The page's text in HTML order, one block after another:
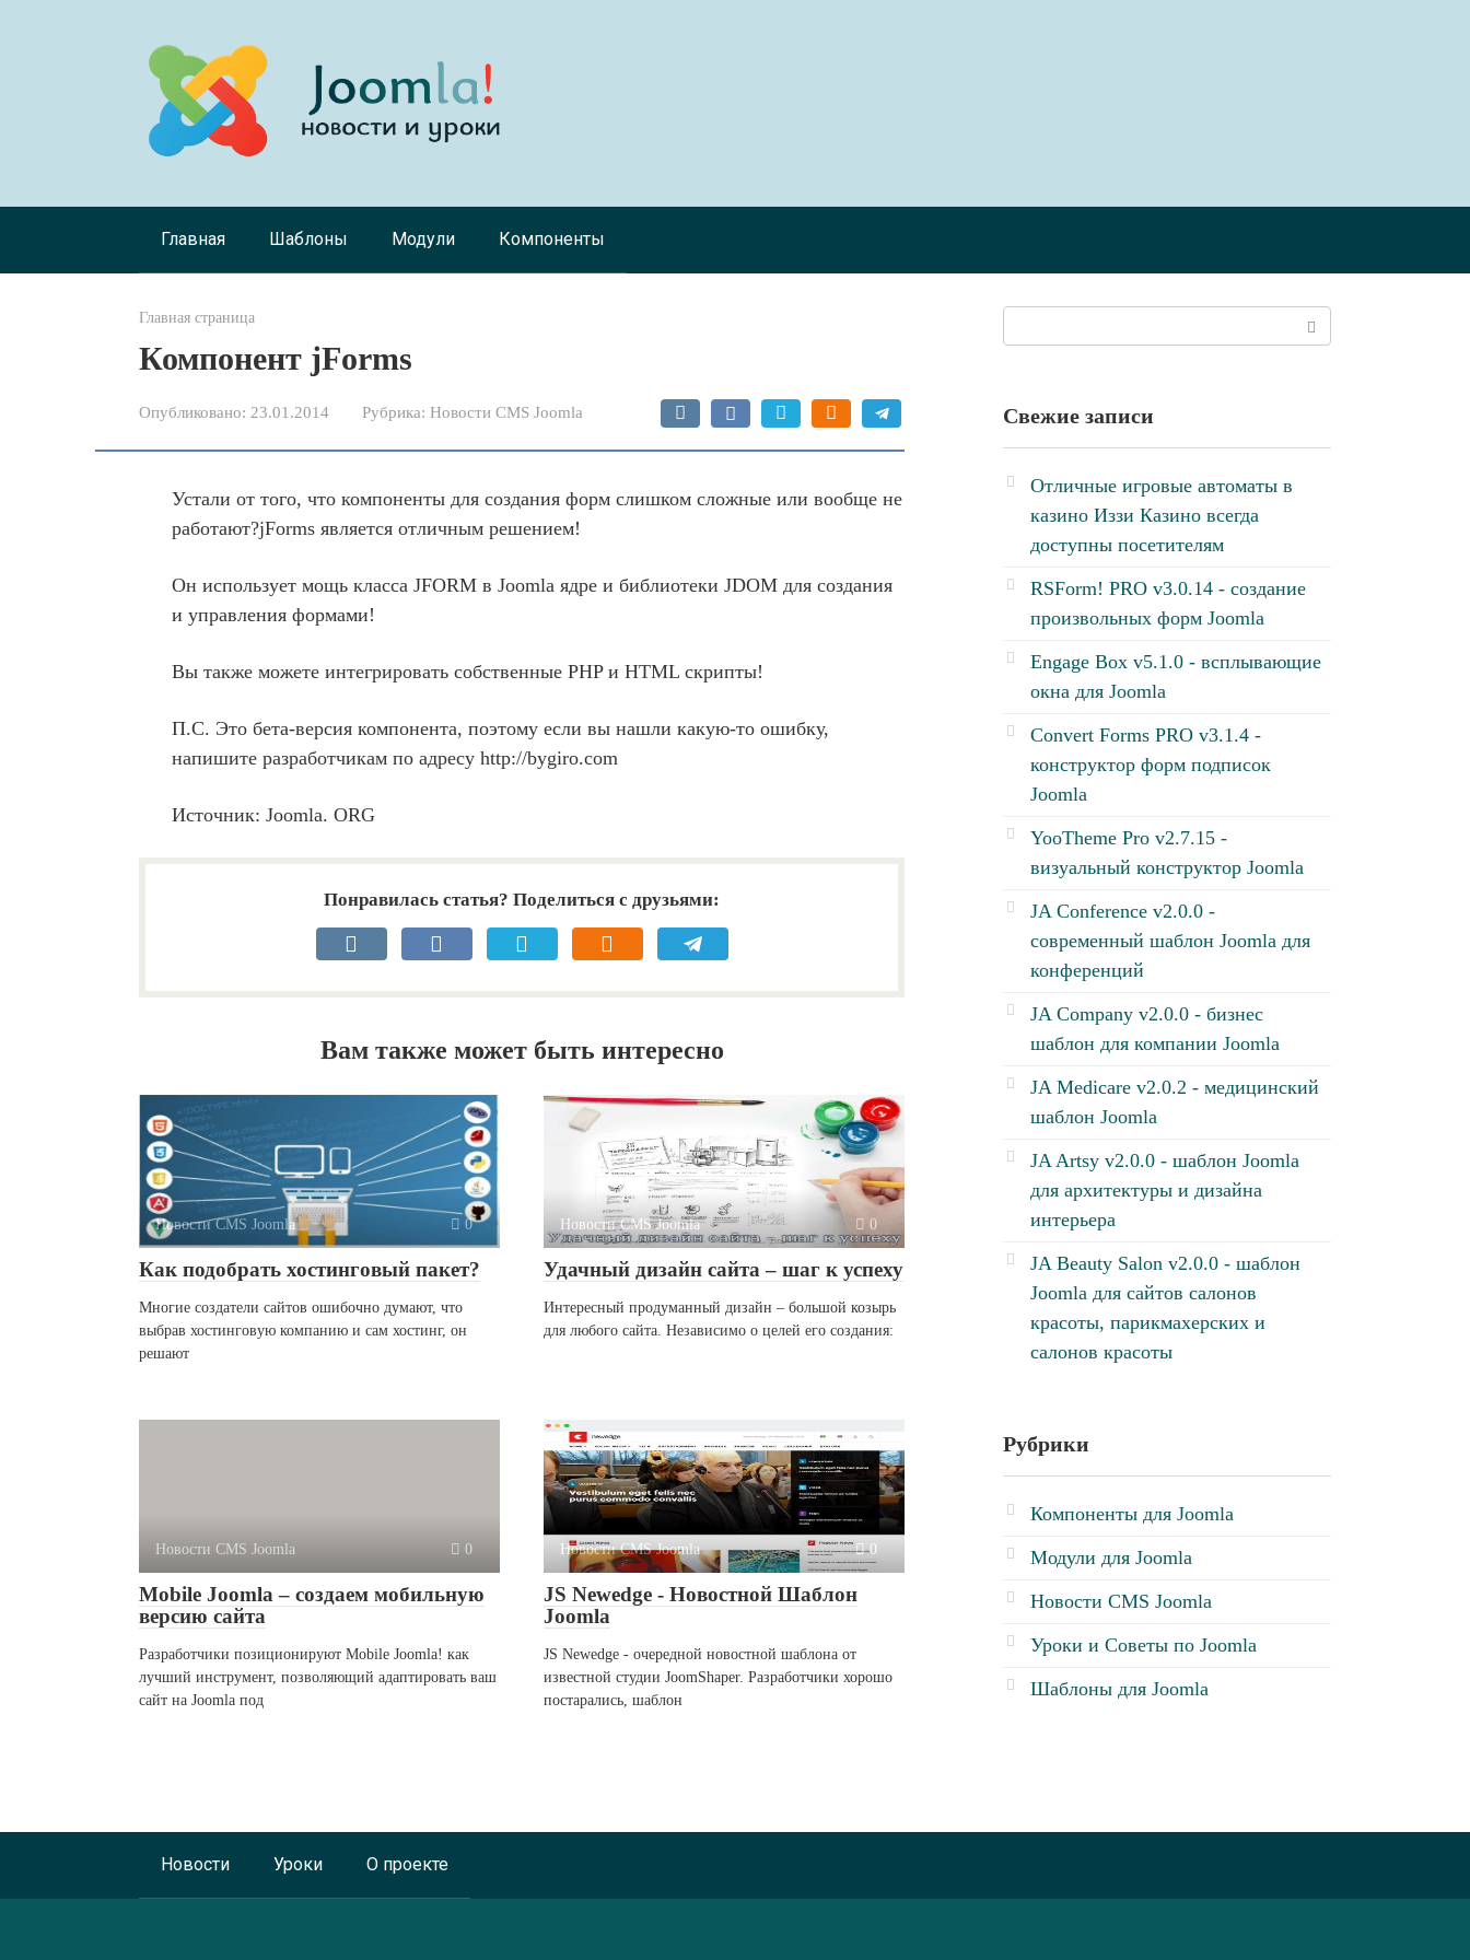
Главная Шаблоны Модули Компоненты
Главная страница
Компонент jForms
Опубликовано: 23.01.2014 Рубрика: Новости CMS Joomla
Устали от того, что компоненты для создания форм слишком сложные или вообще не
работают?jForms является отличным решением!
Он использует мощь класса JFORM в Joomla ядре и библиотеки JDOM для создания
и управления формами!
Вы также можете интегрировать собственные PHP и HTML скрипты!
П.С. Это бета-версия компонента, поэтому если вы нашли какую-то ошибку,
напишите разработчикам по адресу http://bygiro.com
Источник: Joomla. ORG
Понравилась статья? Поделиться с друзьями:
Вам также может быть интересно
Новости CMS Joomla 0
Как подобрать хостинговый пакет?
Многие создатели сайтов ошибочно думают, что
выбрав хостинговую компанию и сам хостинг, он
решают
Новости CMS Joomla 0
Удачный дизайн сайта – шаг к успеху
Интересный продуманный дизайн – большой козырь
для любого сайта. Независимо о целей его создания:
Новости CMS Joomla 0
Mobile Joomla – создаем мобильную
версию сайта
Разработчики позиционируют Mobile Joomla! как
лучший инструмент, позволяющий адаптировать ваш
сайт на Joomla под
Новости CMS Joomla 0
JS Newedge - Новостной Шаблон
Joomla
JS Newedge - очередной новостной шаблона от
известной студии JoomShaper. Разработчики хорошо
постарались, шаблон
Свежие записи
Отличные игровые автоматы в
казино Иззи Казино всегда
доступны посетителям
RSForm! PRO v3.0.14 - создание
произвольных форм Joomla
Engage Box v5.1.0 - всплывающие
окна для Joomla
Convert Forms PRO v3.1.4 -
конструктор форм подписок
Joomla
YooTheme Pro v2.7.15 -
визуальный конструктор Joomla
JA Conference v2.0.0 -
современный шаблон Joomla для
конференций
JA Company v2.0.0 - бизнес
шаблон для компании Joomla
JA Medicare v2.0.2 - медицинский
шаблон Joomla
JA Artsy v2.0.0 - шаблон Joomla
для архитектуры и дизайна
интерьера
JA Beauty Salon v2.0.0 - шаблон
Joomla для сайтов салонов
красоты, парикмахерских и
салонов красоты
Рубрики
Компоненты для Joomla
Модули для Joomla
Новости CMS Joomla
Уроки и Советы по Joomla
Шаблоны для Joomla
Новости Уроки О проекте